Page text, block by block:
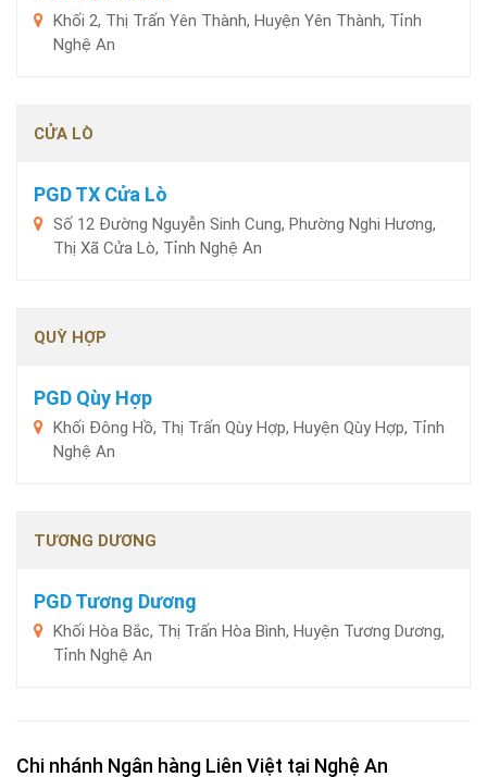
Khối 2, Thị Trấn Yên Thành, Huyện Yên Thành, Tỉnh
Nghệ An
CỬA LÒ
PGD TX Cửa Lò
Số 12 Đường Nguyễn Sinh Cung, Phường Nghi Hương,
Thị Xã Cửa Lò, Tỉnh Nghệ An
QUỲ HỢP
PGD Qùy Hợp
Khối Đông Hồ, Thị Trấn Qùy Hợp, Huyện Qùy Hợp, Tỉnh
Nghệ An
TƯƠNG DƯƠNG
PGD Tương Dương
Khối Hòa Bắc, Thị Trấn Hòa Bình, Huyện Tương Dương,
Tỉnh Nghệ An
Chi nhánh Ngân hàng Liên Việt tại Nghệ An